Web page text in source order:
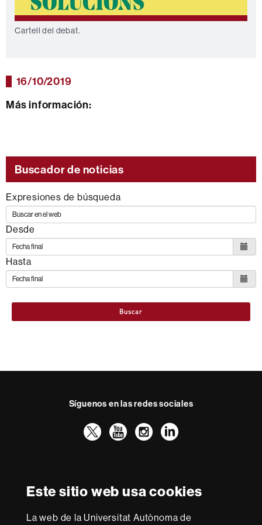
Este sitio web usa cookies
La web de la Universitat Autònoma de
Cartell del debat.
16/10/2019
Más información:
Buscador de noticias
Expresiones de búsqueda
Desde
Hasta
Buscar
Síguenos en las redes sociales
TwitterYouTube
Instagram
LinkedIn
Excellence
Research